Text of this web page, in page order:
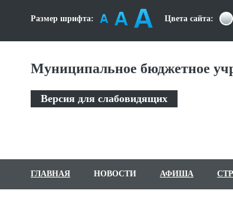
Размер шрифта: Цвета сайта:
Муниципальное бюджетное
Версия для слабовидящих
ГЛАВНАЯ НОВОСТИ АФИША